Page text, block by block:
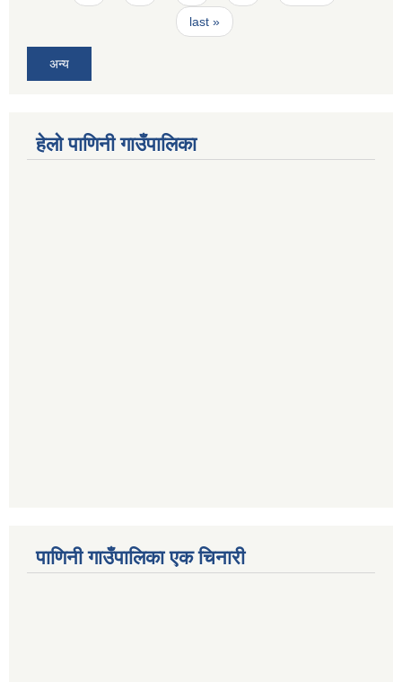
last »
अन्य
हेलो पाणिनी गाउँपालिका
पाणिनी गाउँपालिका एक चिनारी